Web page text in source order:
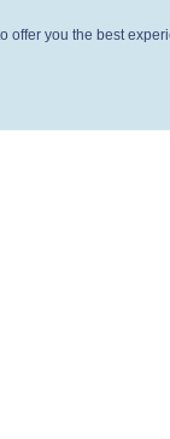
offer you the best